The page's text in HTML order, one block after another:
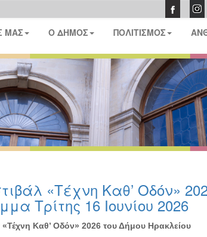
ΜΑΣ Ο ΔΗΜΟΣ ΠΟΛΙΤΙΣΜΟΣ
«Τέχνη Καθ’ Οδόν»
Τρίτης 16 Ιουνίου 2026
«Τέχνη Καθ’ Οδόν» 2026 του Δήμου Ηρακλείου